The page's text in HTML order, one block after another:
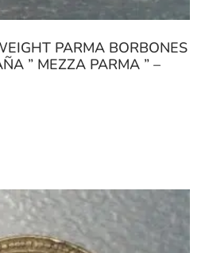
PARMA BORBONES
” MEZZA PARMA ” –